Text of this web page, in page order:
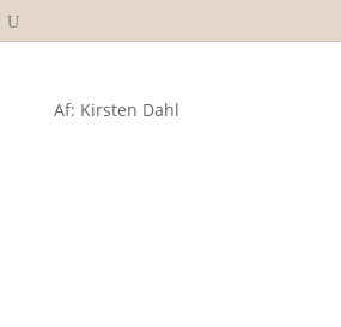
Af: Kirsten Dahl